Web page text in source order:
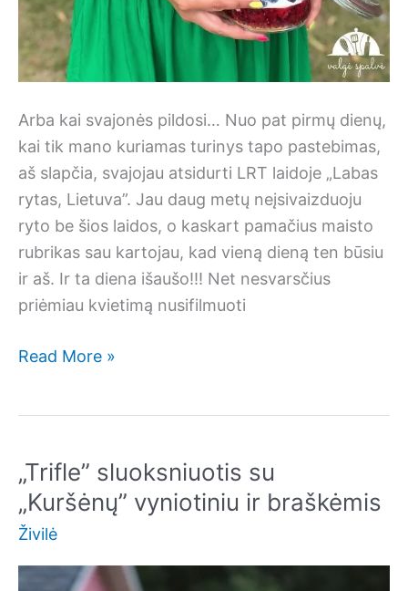
Arba kai svajonės pildosi… Nuo pat pirmų dienų,
kai tik mano kuriamas turinys tapo pastebimas,
aš slapčia, svajojau atsidurti LRT laidoje „Labas
rytas, Lietuva”. Jau daug metų neįsivaizduoju
ryto be šios laidos, o kaskart pamačius maisto
rubrikas sau kartojau, kad vieną dieną ten būsiu
ir aš. Ir ta diena išaušo!!! Net nesvarsčius
priėmiau kvietimą nusifilmuoti
Vasariškas
„Labas
rytas,
Lietuva”
Read More »
„Trifle” sluoksniuotis su
„Kuršėnų” vyniotiniu ir braškėmis
Živilė